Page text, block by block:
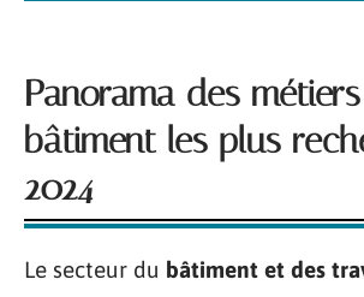
Panorama des
bâtiment les plus
2024
Le secteur du bâtiment et des